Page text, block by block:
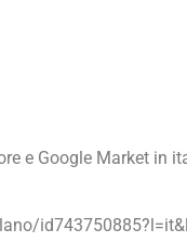
e Google Market in